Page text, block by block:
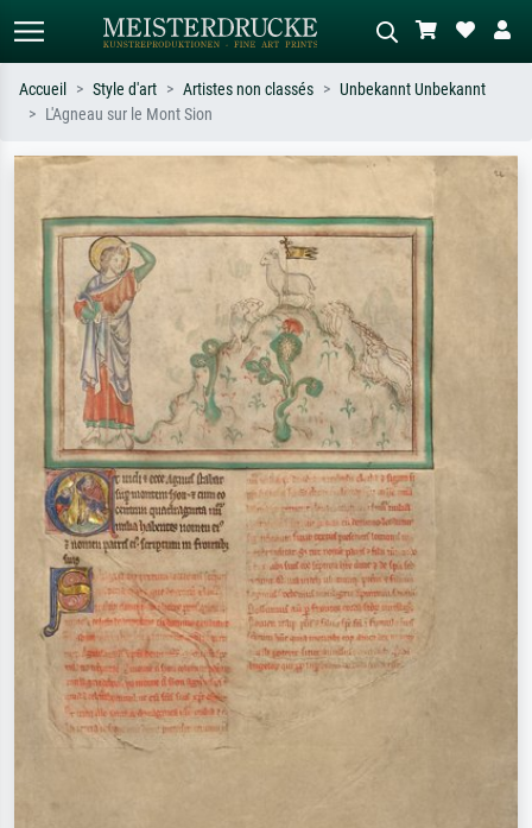
impressionnisme, vague de Hokusai,
nu.
Décrivez la scène – ex. prairie verte,
tableau sombre, nu debout près d'un
arbre.
Accueil Style d'art Artistes non classés
Unbekannt Unbekannt
L'Agneau sur le Mont Sion